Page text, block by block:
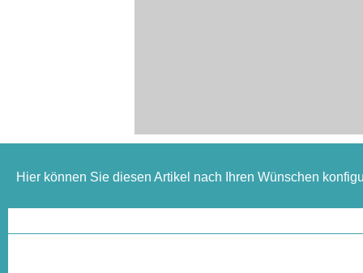
Hier können Sie diesen Artikel nach Ihren Wünschen